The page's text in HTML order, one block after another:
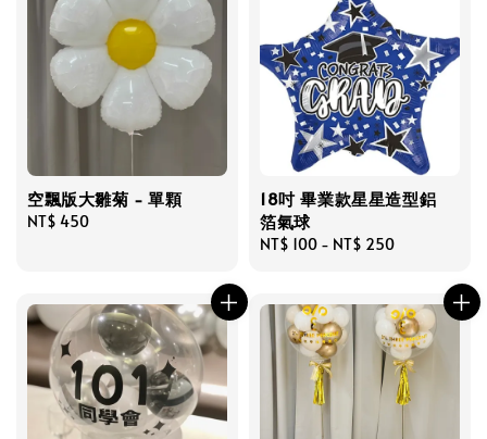
空飄版大雛菊 - 單顆
Regular
NT$ 450
18吋 畢業款星星造型鋁
箔氣球
Regular
NT$ 100 - NT$ 250